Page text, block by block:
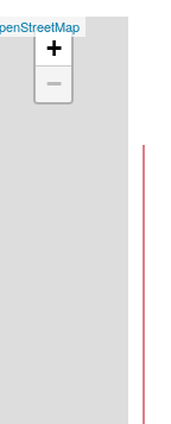
+
−